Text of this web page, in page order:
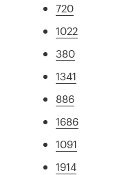
720
1022
380
1341
886
1686
1091
1914